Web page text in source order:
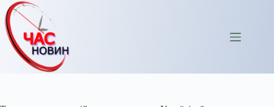
Перейти
до
вмісту